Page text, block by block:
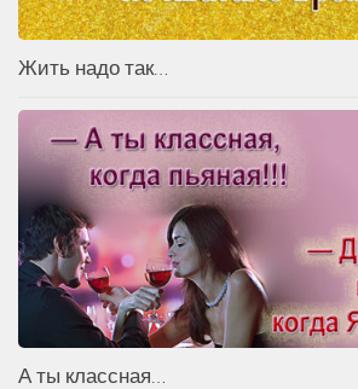
Жить надо так…
А ты классная…